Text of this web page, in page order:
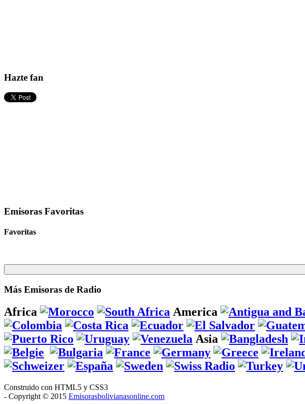
Hazte fan
Emisoras Favoritas
Favoritas
Más Emisoras de Radio
Africa America
Asia
Construido con HTML5 y CSS3
- Copyright © 2015 Emisorasbolivianasonline.com